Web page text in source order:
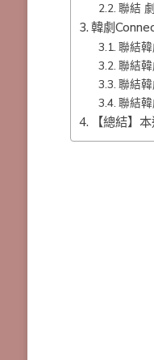
聯結
韓劇
聯結
聯結
聯結
聯結
【總結】